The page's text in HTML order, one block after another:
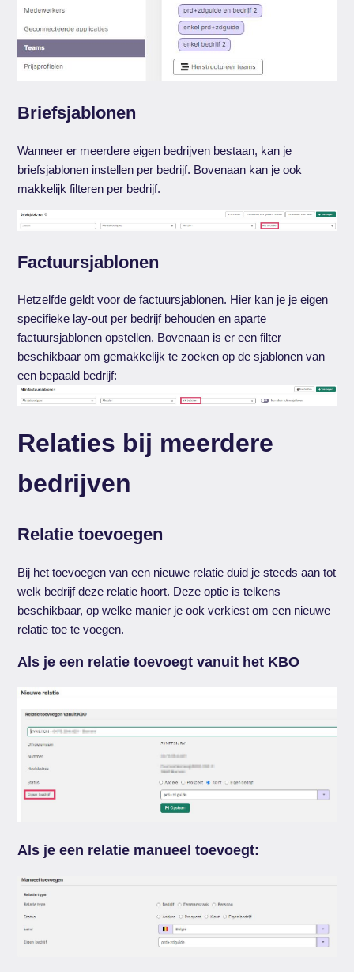
Briefsjablonen
Wanneer er meerdere eigen bedrijven bestaan, kan je
briefsjablonen instellen per bedrijf. Bovenaan kan je ook
makkelijk filteren per bedrijf.
Factuursjablonen
Hetzelfde geldt voor de factuursjablonen. Hier kan je je eigen
specifieke lay-out per bedrijf behouden en aparte
factuursjablonen opstellen. Bovenaan is er een filter
beschikbaar om gemakkelijk te zoeken op de sjablonen van
een bepaald bedrijf:
Relaties bij meerdere
bedrijven
Relatie toevoegen
Bij het toevoegen van een nieuwe relatie duid je steeds aan tot
welk bedrijf deze relatie hoort. Deze optie is telkens
beschikbaar, op welke manier je ook verkiest om een nieuwe
relatie toe te voegen.
Als je een relatie toevoegt vanuit het KBO
Als je een relatie manueel toevoegt: